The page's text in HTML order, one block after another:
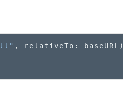
, relativeTo: baseURL)